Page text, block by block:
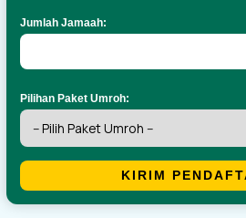
Jumlah Jamaah:
Pilihan Paket Umroh:
KIRIM